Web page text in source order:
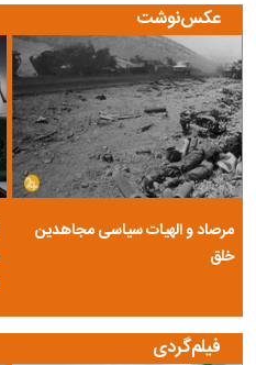
عکس‌نوشت
مرصاد و الهیات سیاسی مجاهدین
خلق
فیلم‌گردی